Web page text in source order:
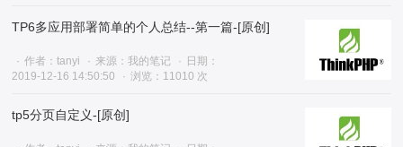
TP6多应用部署简单的个人总结--第一篇-[原创]
作者：tanyi 来源：我的笔记
日期：
2019-12-16 14:50:50
浏览：11010 次
tp5分页自定义-[原创]